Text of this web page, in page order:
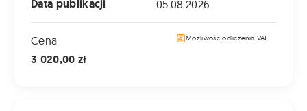
Data publikacji 05.08.2026
Cena
3 020,00 zł
Możliwość odliczenia VAT